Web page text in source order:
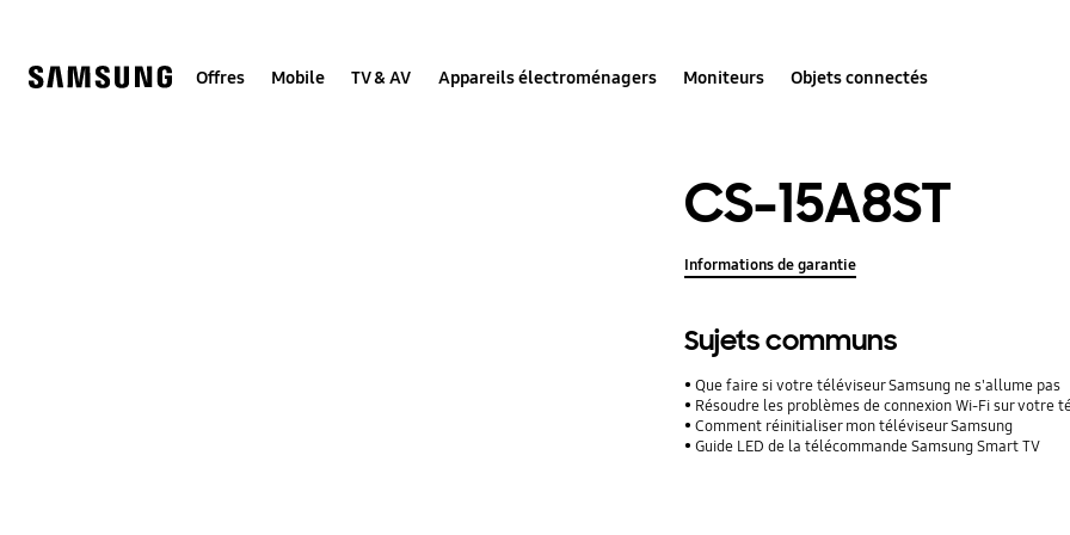
Offres Mobile TV & AV Appareils électroménagers Moniteurs Objets connectés
CS-15A8ST
Informations de garantie
Sujets communs
Que faire si votre téléviseur Samsung ne s'allume pas
Résoudre les problèmes de connexion Wi-Fi sur votre
Comment réinitialiser mon téléviseur Samsung
Guide LED de la télécommande Samsung Smart TV